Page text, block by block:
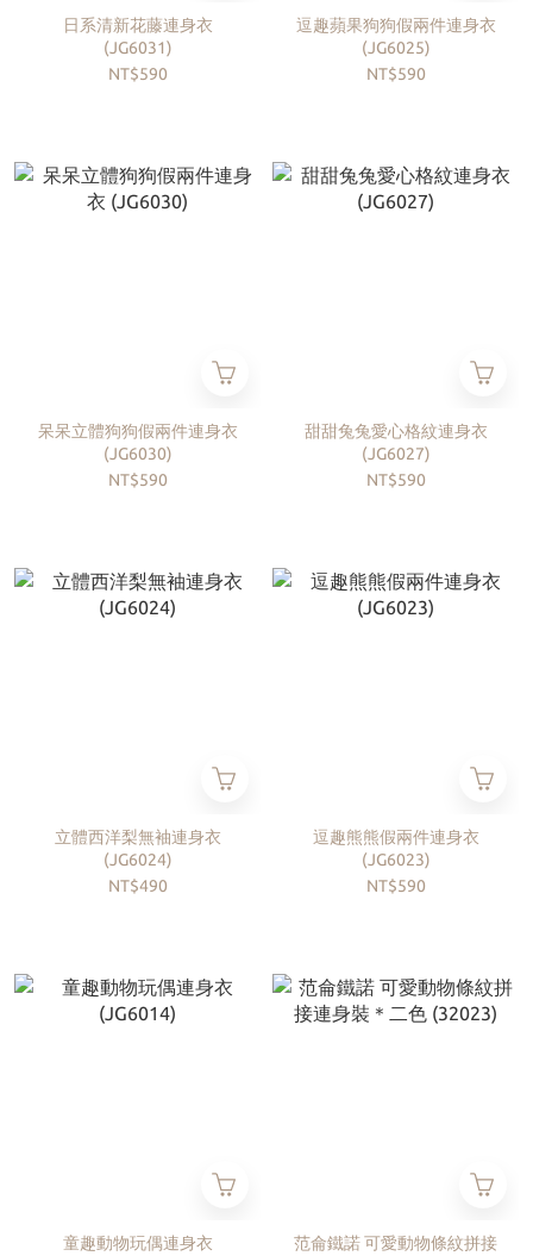
日系清新花藤連身衣
(JG6031)
NT$590
逗趣蘋果狗狗假兩件連身衣
(JG6025)
NT$590
呆呆立體狗狗假兩件連身衣
(JG6030)
NT$590
甜甜兔兔愛心格紋連身衣
(JG6027)
NT$590
立體西洋梨無袖連身衣
(JG6024)
NT$490
逗趣熊熊假兩件連身衣
(JG6023)
NT$590
童趣動物玩偶連身衣 范侖鐵諾 可愛動物條紋拼接